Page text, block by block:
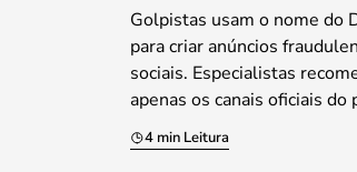
Golpistas usam o nome do
para criar anúncios
sociais. Especialistas
apenas os canais oficiais do
4 min Leitura